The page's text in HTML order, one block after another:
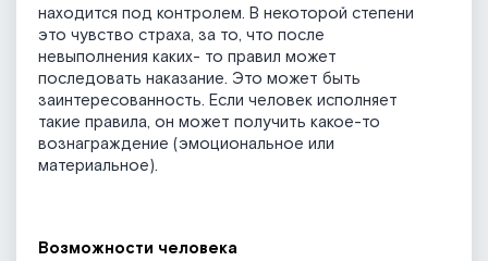
находится под контролем. В некоторой степени
это чувство страха, за то, что после
невыполнения каких- то правил может
последовать наказание. Это может быть
заинтересованность. Если человек исполняет
такие правила, он может получить какое-то
вознаграждение (эмоциональное или
материальное).
Возможности человека